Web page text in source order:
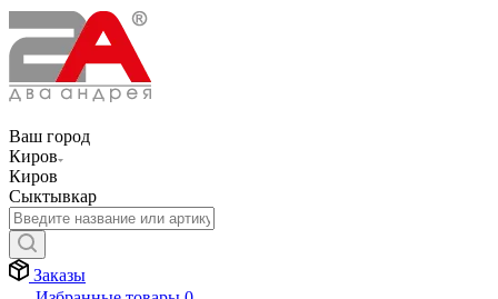
Ваш город
Киров
Киров
Сыктывкар
Заказы